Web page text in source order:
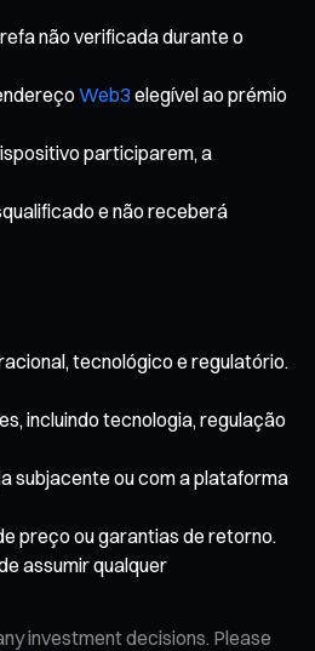
não verificada durante o
Web3 elegível ao prémio
participarem, a
e não receberá
tecnológico e regulatório.
incluindo tecnologia, regulação
subjacente ou com a plataforma
preço ou garantias de retorno.
assumir qualquer
investment decisions. Please